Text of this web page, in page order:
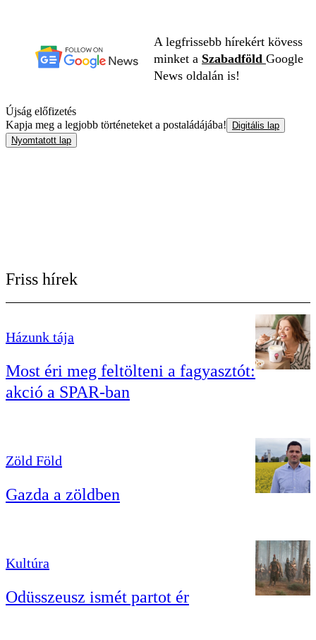
A legfrissebb hírekért kövess
minket a Szabadföld Google
News oldalán is!
Újság előfizetés
Kapja meg a legjobb történeteket a postaládájába!
Digitális lap
Nyomtatott lap
Friss hírek
Házunk tája
Most éri meg feltölteni a fagyasztót:
akció a SPAR-ban
Zöld Föld
Gazda a zöldben
Kultúra
Odüsszeusz ismét partot ér